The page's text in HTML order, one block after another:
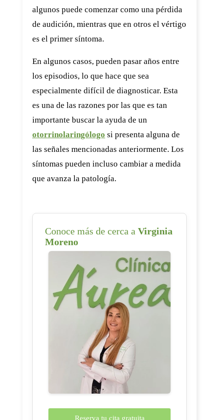
algunos puede comenzar como una pérdida
de audición, mientras que en otros el vértigo
es el primer síntoma.
En algunos casos, pueden pasar años entre
los episodios, lo que hace que sea
especialmente difícil de diagnosticar. Esta
es una de las razones por las que es tan
importante buscar la ayuda de un
otorrinolaringólogo si presenta alguna de
las señales mencionadas anteriormente. Los
síntomas pueden incluso cambiar a medida
que avanza la patología.
Conoce más de cerca a Virginia
Moreno
Reserva tu cita gratuita